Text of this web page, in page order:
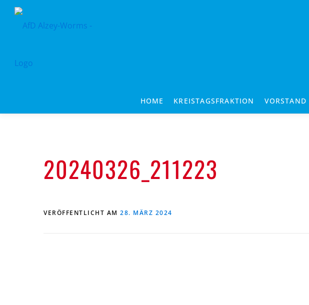
Zum
HOME KREISTAGSFRAKTION VORSTAND
20240326_211223
VERÖFFENTLICHT AM 28. MÄRZ 2024